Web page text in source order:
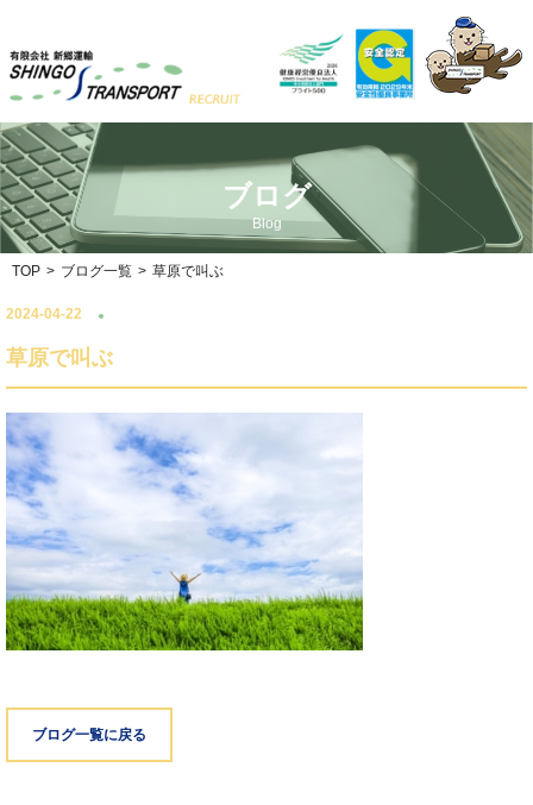
ブログ
Blog
TOP > ブログ一覧 > 草原で叫ぶ
2024-04-22
草原で叫ぶ
ブログ一覧に戻る